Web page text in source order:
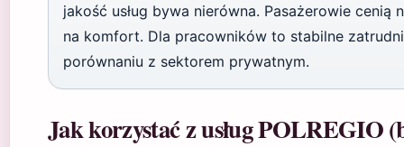
jakość usług bywa nierówna. Pasażerowie cenią
na komfort. Dla pracowników to stabilne
porównaniu z sektorem prywatnym.
Jak korzystać z usług POLREGIO